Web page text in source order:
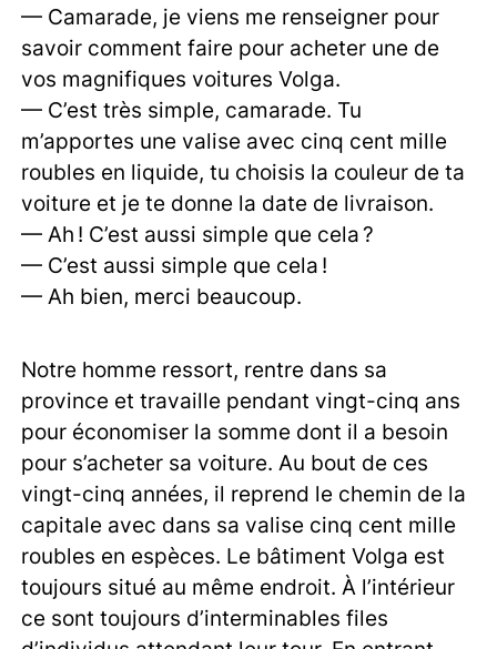
— Camarade, je viens me renseigner pour
savoir comment faire pour acheter une de
vos magnifiques voitures Volga.
— C’est très simple, camarade. Tu
m’apportes une valise avec cinq cent mille
roubles en liquide, tu choisis la couleur de ta
voiture et je te donne la date de livraison.
— Ah ! C’est aussi simple que cela ?
— C’est aussi simple que cela !
— Ah bien, merci beaucoup.
Notre homme ressort, rentre dans sa
province et travaille pendant vingt-cinq ans
pour économiser la somme dont il a besoin
pour s’acheter sa voiture. Au bout de ces
vingt-cinq années, il reprend le chemin de la
capitale avec dans sa valise cinq cent mille
roubles en espèces. Le bâtiment Volga est
toujours situé au même endroit. À l’intérieur
ce sont toujours d’interminables files